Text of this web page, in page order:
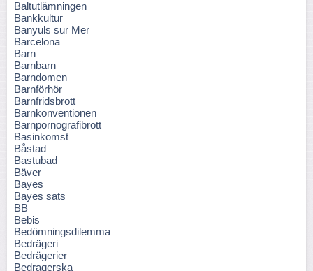
Baltutlämningen
Bankkultur
Banyuls sur Mer
Barcelona
Barn
Barnbarn
Barndomen
Barnförhör
Barnfridsbrott
Barnkonventionen
Barnpornografibrott
Basinkomst
Båstad
Bastubad
Bäver
Bayes
Bayes sats
BB
Bebis
Bedömningsdilemma
Bedrägeri
Bedrägerier
Bedragerska